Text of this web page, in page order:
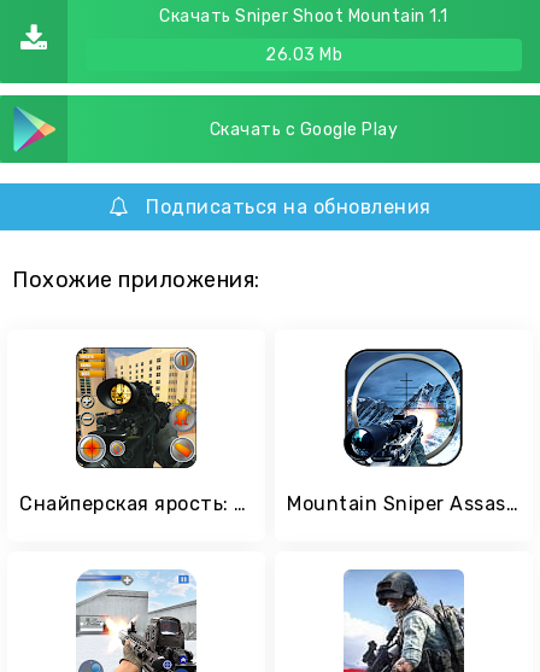
Скачать Sniper Shoot Mountain 1.1
26.03 Mb
Скачать с Google Play
Подписаться на обновления
Похожие приложения:
Снайперская ярость: стрелок Mountain Sniper Assassin Shoot